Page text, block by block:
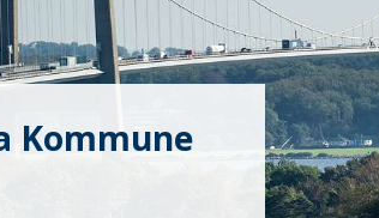
Kommune